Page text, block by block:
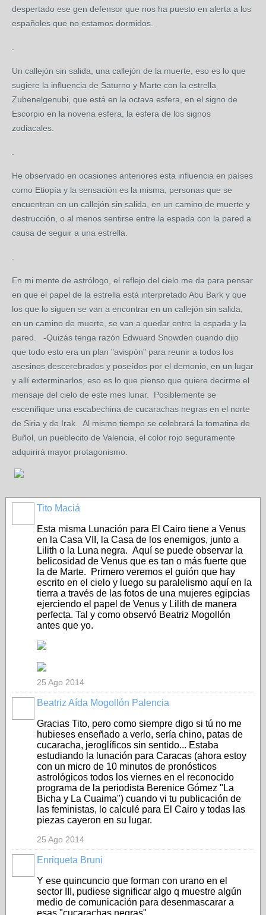
despertado ese gen defensor que nos ha puesto en alerta a los
españoles que no estamos dormidos.
Un callejón sin salida, una callejón de la muerte, eso es lo que
sugiere la influencia de Saturno y Marte con la estrella
Zubenelgenubi, que está en la octava esfera, en el signo de
Escorpio en la novena esfera, la esfera de los signos
zodiacales.
He observado en ocasiones anteriores esta influencia en países
como Etiopía y la sensación es la misma, personas que se
encuentran en un callejón sin salida, en un camino de muerte y
destrucción, o al menos sentirse entre la espada con la pared a
causa de seguir a una estrella.
En mi mente de astrólogo, el reflejo del cielo me da para pensar
en que el papel de la estrella está interpretado Abu Bark y que
los que lo siguen se van a encontrar en un callejón sin salida,
en un camino de muerte, se van a quedar entre la espada y la
pared. -Quizás tenga razón Edwuard Snowden cuando dijo
que todo esto era un plan "avispón" para reunir a todos los
asesinos descerebrados y poseídos por el demonio, en un lugar
y allí exterminarlos, eso es lo que pienso que quiere decirme el
mensaje del cielo de este mes lunar. Posiblemente se
escenifique una escabechina de cucarachas negras en el norte
de Siria y de Irak. Al mismo tiempo se celebrará la tomatina de
Buñol, un pueblecito de Valencia, el color rojo seguramente
adquirirá mayor protagonismo.
Tito Maciá
Esta misma Lunación para El Cairo tiene a Venus
en la Casa VII, la Casa de los enemigos, junto a
Lilith o la Luna negra. Aquí se puede observar la
belicosidad de Venus que es tan o más fuerte que
la de Marte. Primero veremos el guión que hay
escrito en el cielo y luego su paralelismo aquí en la
tierra a través de las fotos de una mujeres egipcias
ejerciendo el papel de Venus y Lilith de manera
perfecta. Tal y como observó Beatriz Mogollón
antes que yo.
25 Ago 2014
Beatriz Aída Mogollón Palencia
Gracias Tito, pero como siempre digo si tú no me
hubieses enseñado a verlo, sería chino, patas de
cucaracha, jeroglíficos sin sentido... Estaba
estudiando la lunación para Caracas (ahora estoy
con un micro de 10 minutos de pronósticos
astrológicos todos los viernes en el reconocido
programa de la periodista Berenice Gómez "La
Bicha y La Cuaima") cuando vi tu publicación de
las feministas, lo calculé para El Cairo y todas las
piezas cayeron en su lugar.
25 Ago 2014
Enriqueta Bruni
Y ese quincuncio que forman con urano en el
sector III, pudiese significar algo q muestre algún
medio de comunicación para desenmascarar a
esas "cucarachas negras"